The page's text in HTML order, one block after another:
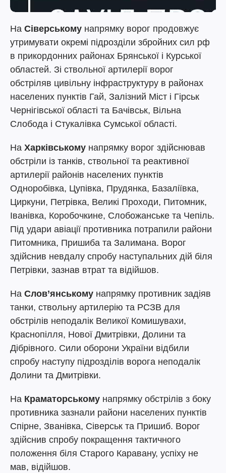
На Сіверському напрямку ворог продовжує
утримувати окремі підрозділи збройних сил рф
в прикордонних районах Брянської і Курської
областей. Зі ствольної артилерії ворог
обстріляв цивільну інфраструктуру в районах
населених пунктів Гай, Залізний Міст і Гірськ
Чернігівської області та Бачівськ, Вільна
Слобода і Стукалівка Сумської області.
На Харківському напрямку ворог здійснював
обстріли із танків, ствольної та реактивної
артилерії районів населених пунктів
Одноробівка, Цупівка, Прудянка, Базаліївка,
Циркуни, Петрівка, Великі Проходи, Питомник,
Іванівка, Коробочкине, Слобожанське та Чепіль.
Під удари авіації противника потрапили райони
Питомника, Пришиба та Залимана. Ворог
здійснив невдалу спробу наступальних дій біля
Петрівки, зазнав втрат та відійшов.
На Слов’янському напрямку противник задіяв
танки, ствольну артилерію та РСЗВ для
обстрілів неподалік Великої Комишувахи,
Краснопілля, Нової Дмитрівки, Долини та
Дібрівного. Сили оборони України відбили
спробу наступу підрозділів ворога неподалік
Долини та Дмитрівки.
На Краматорському напрямку обстрілів з боку
противника зазнали райони населених пунктів
Спірне, Званівка, Сіверськ та Пришиб. Ворог
здійснив спробу покращення тактичного
положення біля Старого Каравану, успіху не
мав, відійшов.